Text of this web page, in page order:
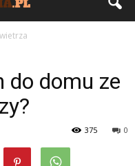
do domu ze
0
375